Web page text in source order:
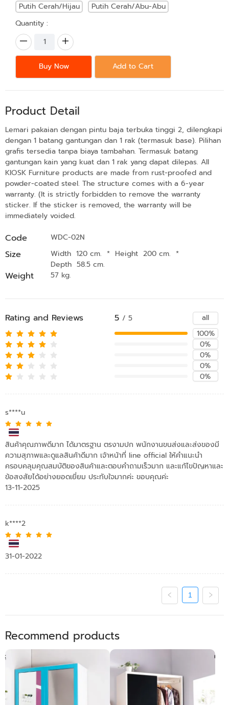
Putih Cerah/Hijau
Putih Cerah/Abu-Abu
Quantity :
Buy Now Add to Cart
Product Detail
Lemari pakaian dengan pintu baja terbuka tinggi 2, dilengkapi
dengan 1 batang gantungan dan 1 rak (termasuk base). Pilihan
grafis tersedia tanpa biaya tambahan. Termasuk batang
gantungan kain yang kuat dan 1 rak yang dapat dilepas. All
KIOSK Furniture products are made from rust-proofed and
powder-coated steel. The structure comes with a 6-year
warranty. (It is strictly forbidden to remove the warranty
sticker. If the sticker is removed, the warranty will be
immediately voided.
Code WDC-02N
Size Width 120 cm. * Height 200 cm. *
Depth 58.5 cm.
Weight 57 kg.
Rating and Reviews 5 / 5
all
100%
0%
0%
0%
0%
s****u
สินค้าคุณภาพดีมาก ได้มาตรฐาน ตรงามปก พนักงานขนส่งและส่งของมี
ความสุภาพและดูแลสินค้าดีมาก เจ้าหน้าที่ line official ให้คำแนะนำ
ครอบคลุมคุณสมบัติของสินค้าและตอบคำถามเร็วมาก และแก้ไขปัญหาและ
ข้อสงสัยได้อย่างยอดเยี่ยม ประทับใจมากค่ะ ขอบคุณค่ะ
13-11-2025
k****2
31-01-2022
1
Recommend products